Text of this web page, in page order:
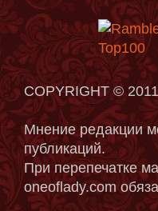
COPYRIGHT ©
Мнение редакции
публикаций.
При перепечатке
oneoflady.com